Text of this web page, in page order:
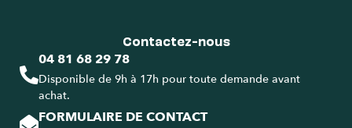
Contactez-nous
04 81 68 29 78
Disponible de 9h à 17h pour toute demande avant
achat.
FORMULAIRE DE CONTACT